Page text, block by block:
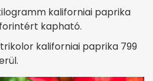
kaliforniai paprika
kapható.
kaliforniai paprika 799